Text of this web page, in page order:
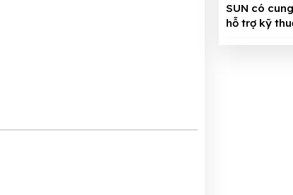
SUN có
hỗ trợ kỹ